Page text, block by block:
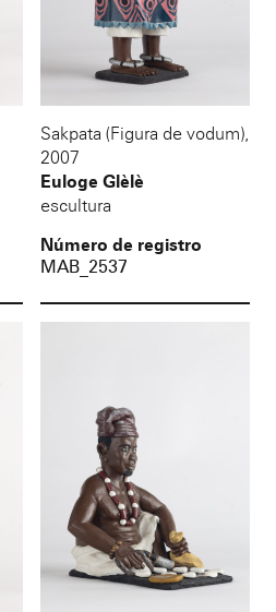
Sakpata (Figura de vodum),
2007
Euloge Glèlè
escultura
Número de registro
MAB_2537